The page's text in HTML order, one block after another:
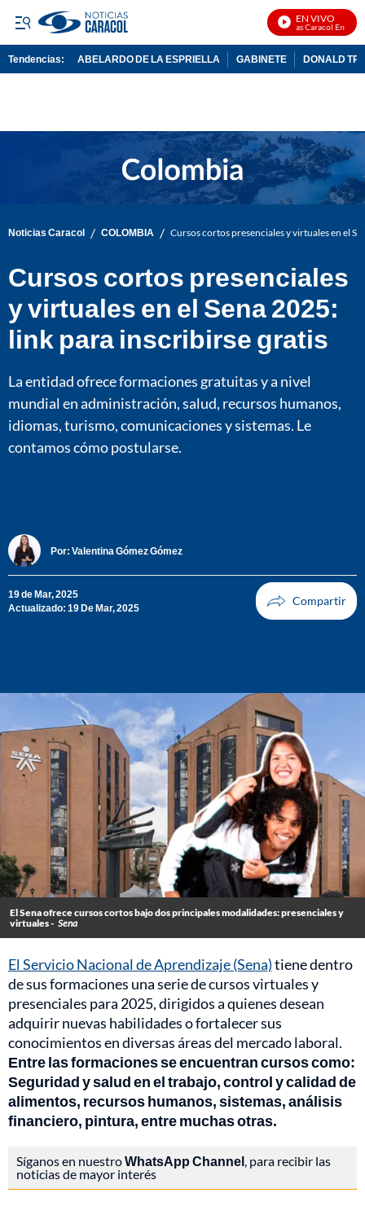
EN VIVO
Noticias Caracol En Vivo
Tendencias: ABELARDO DE LA ESPRIELLA GABINETE DONALD
Noticias Caracol / COLOMBIA / Cursos cortos presenciales y virtuales en el
Cursos cortos presenciales
y virtuales en el Sena 2025:
link para inscribirse gratis
La entidad ofrece formaciones gratuitas y a nivel
mundial en administración, salud, recursos humanos,
idiomas, turismo, comunicaciones y sistemas. Le
contamos cómo postularse.
Por: Valentina Gómez Gómez
19 de Mar, 2025
Actualizado: 19 De Mar, 2025
El Sena ofrece cursos cortos bajo dos principales modalidades: presenciales y
virtuales - Sena
El Servicio Nacional de Aprendizaje (Sena)tiene dentro
de sus formaciones una serie de cursos virtuales y
presenciales para 2025, dirigidos a quienes desean
adquirir nuevas habilidades o fortalecer sus
conocimientos en diversas áreas del mercado laboral.
Entre las formaciones se encuentran cursos como:
Seguridad y salud en el trabajo, control y calidad de
alimentos, recursos humanos, sistemas, análisis
financiero, pintura, entre muchas otras.
Síganos en nuestroWhatsApp Channel, para recibir las
noticias de mayor interés